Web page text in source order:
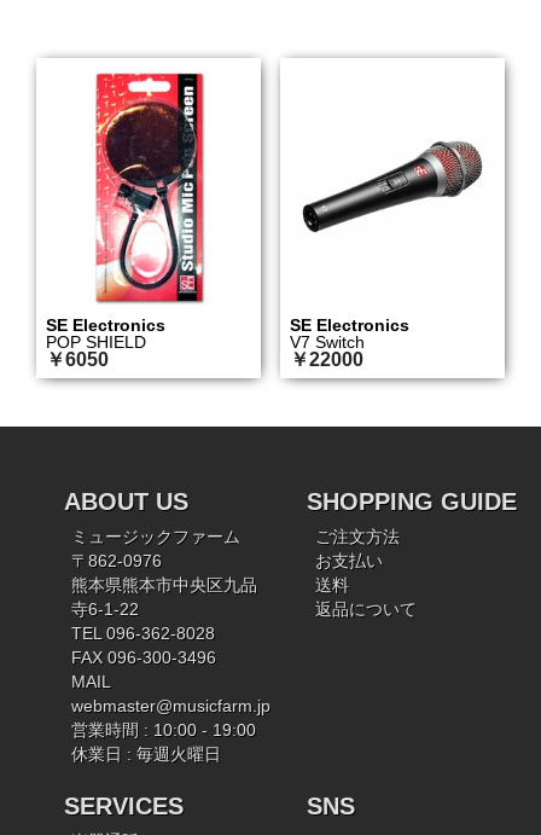
SE Electronics
POP SHIELD
￥6050
SE Electronics
V7 Switch
￥22000
ABOUT US
ミュージックファーム
〒862-0976
熊本県熊本市中央区九品
寺6-1-22
TEL 096-362-8028
FAX 096-300-3496
MAIL
webmaster@musicfarm.jp
営業時間 : 10:00 - 19:00
休業日 : 毎週火曜日
SHOPPING GUIDE
ご注文方法
お支払い
送料
返品について
SERVICES SNS